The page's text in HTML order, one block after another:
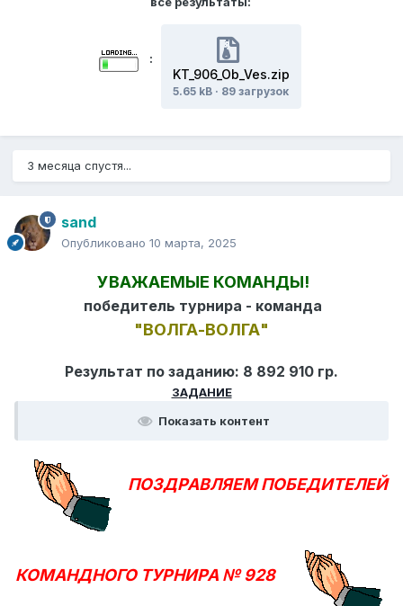
:
KT_906_Ob_Ves.zip
5.65 kB · 89 загрузок
3 месяца спустя...
sand
Опубликовано 10 марта, 2025
УВАЖАЕМЫЕ КОМАНДЫ!
победитель турнира - команда
"ВОЛГА-ВОЛГА"
Результат по заданию: 8 892 910 гр.
ЗАДАНИЕ
Показать контент
ПОЗДРАВЛЯЕМ ПОБЕДИТЕЛЕЙ
КОМАНДНОГО ТУРНИРА № 928